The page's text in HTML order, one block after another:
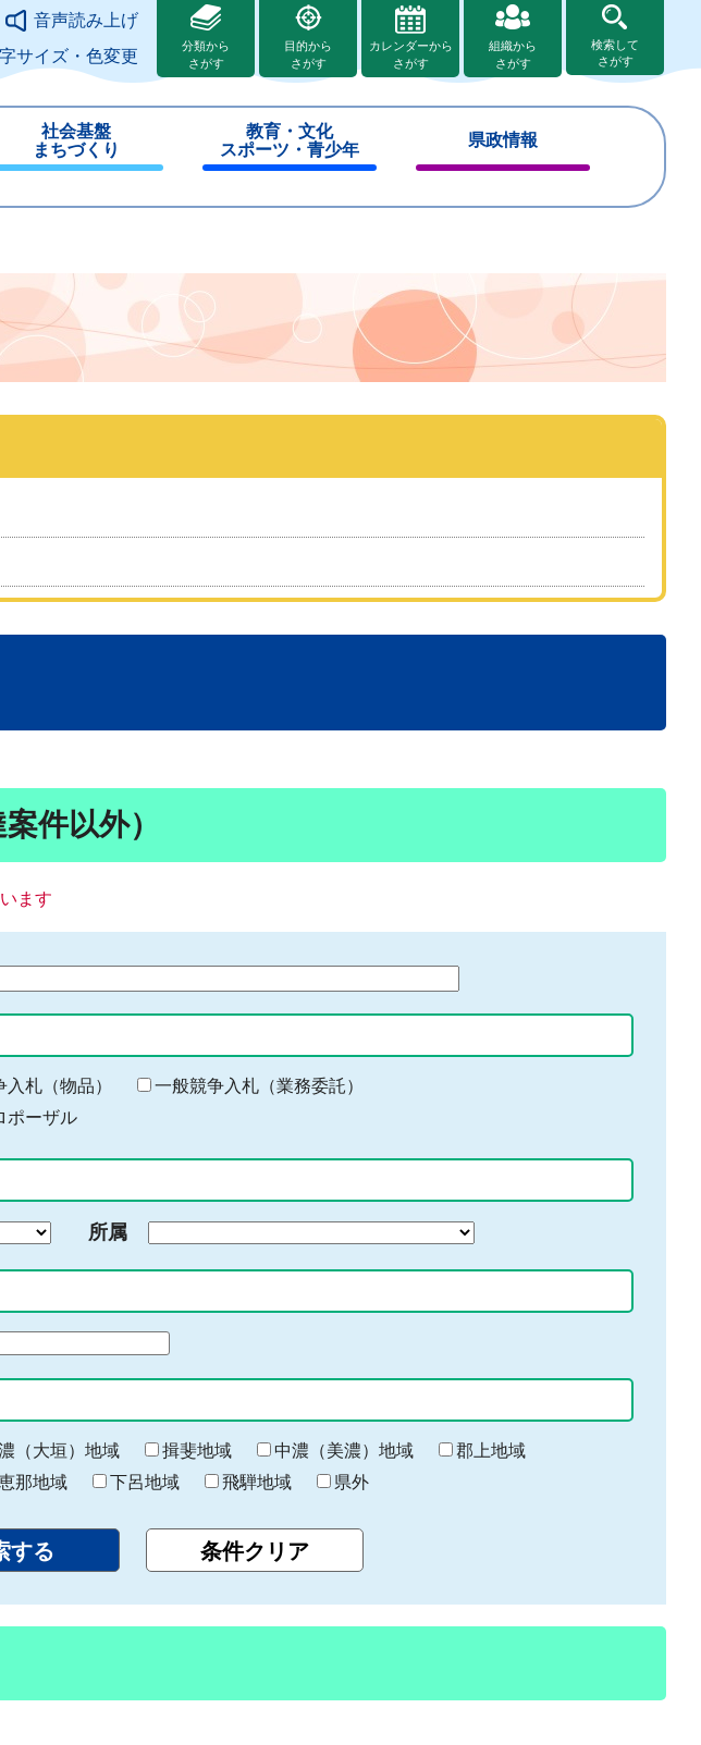
文へ音声読み上げ
サイズ・色変更
分類から
さがす
目的から
さがす
カレンダーから
さがす
組織から
さがす
検索して
さがす
社会基盤
まちづくり
教育・文化
スポーツ・青少年
じ
県政情報
じ
件以外）
ます
札（物品）
一般競争入札（業務委託）
ポーザル
所属
（大垣）地域 揖斐地域 中濃（美濃）地域
郡上地域
那地域 下呂地域 飛騨地域 県外